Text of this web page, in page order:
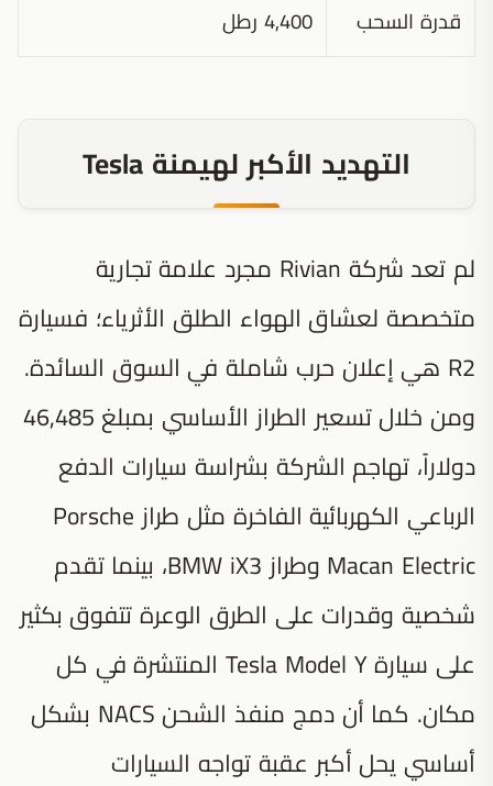
قدرة السحب 4,400 رطل
التهديد الأكبر لهيمنة Tesla
لم تعد شركة Rivian مجرد علامة تجارية
متخصصة لعشاق الهواء الطلق الأثرياء؛ فسيارة
R2 هي إعلان حرب شاملة في السوق السائدة.
ومن خلال تسعير الطراز الأساسي بمبلغ 46,485
دولاراً، تهاجم الشركة بشراسة سيارات الدفع
الرباعي الكهربائية الفاخرة مثل طراز Porsche
Macan Electric وطراز BMW iX3، بينما تقدم
شخصية وقدرات على الطرق الوعرة تتفوق بكثير
على سيارة Tesla Model Y المنتشرة في كل
مكان. كما أن دمج منفذ الشحن NACS بشكل
أساسي يحل أكبر عقبة تواجه السيارات